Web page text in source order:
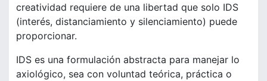
creatividad requiere de una libertad que solo IDS
(interés, distanciamiento y silenciamiento) puede
proporcionar.
IDS es una formulación abstracta para manejar lo
axiológico, sea con voluntad teórica, práctica o